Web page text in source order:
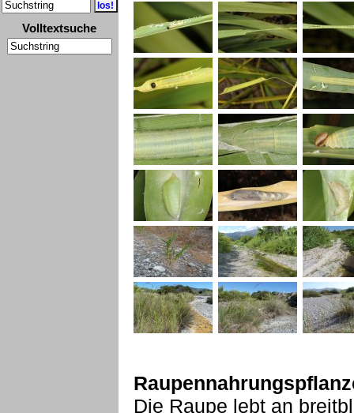
Volltextsuche
Die Raupe lebt an